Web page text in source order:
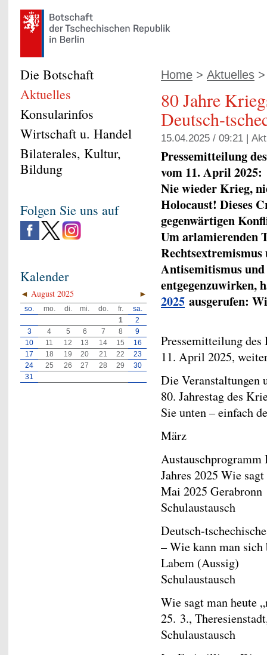
Home > Aktuelles
80 Jahre
Deutsch-
15.04.2025 / 09:21 |
Pressemitteilung
vom 11. April 2025:
Nie wieder Krieg,
Holocaust! Dieses
gegenwärtigen
Um arlamierenden
Rechtsextremismus
Antisemitismus
entgegenzuwirken,
2025 ausgerufen:
Pressemitteilung des
11. April 2025,
Die Veranstaltungen
80. Jahrestag des
Sie unten – einfach
März
Austauschprogramm
Jahres 2025 Wie
Mai 2025 Gerabronn
Schulaustausch
Deutsch-
– Wie kann man
Labem (Aussig)
Schulaustausch
Wie sagt man heute
25. 3.,
Schulaustausch
Die Botschaft
Aktuelles
Konsularinfos
Wirtschaft u. Handel
Bilaterales, Kultur,
Bildung
Folgen Sie uns auf
Kalender
◄ ►
August 2025
so. mo. di. mi. do. fr.
sa.
1
2
3
4 5 6 7 8
9
10
11 12 13 14 15
16
17
18 19 20 21 22
23
24
25 26 27 28 29
30
31